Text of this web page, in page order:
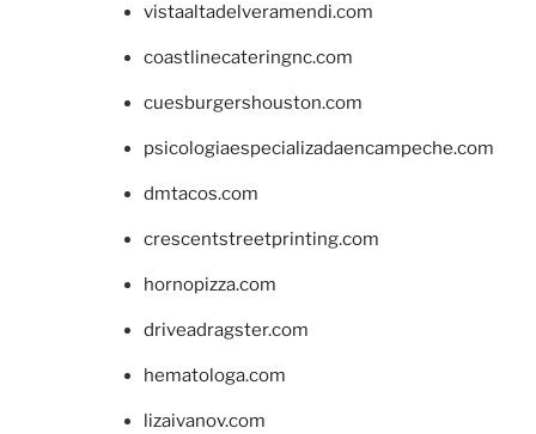
vistaaltadelveramendi.com
coastlinecateringnc.com
cuesburgershouston.com
psicologiaespecializadaencampeche.com
dmtacos.com
crescentstreetprinting.com
hornopizza.com
driveadragster.com
hematologa.com
lizaivanov.com